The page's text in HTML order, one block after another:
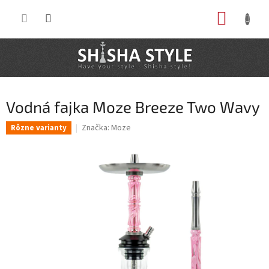
Vodná fajka Moze Breeze Two Wavy
Rôzne varianty Značka: Moze